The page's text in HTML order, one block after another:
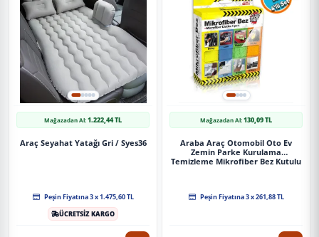
Mağazadan Al:1.222,44 TL
Araç Seyahat Yatağı Gri / Syes36
Peşin Fiyatına 3 x 1.475,60 TL
ÜCRETSİZ KARGO
Mağazadan Al:130,09 TL
Araba Araç Otomobil Oto Ev
Zemin Parke Kurulama
Temizleme Mikrofiber Bez Kutulu
Peşin Fiyatına 3 x 261,88 TL